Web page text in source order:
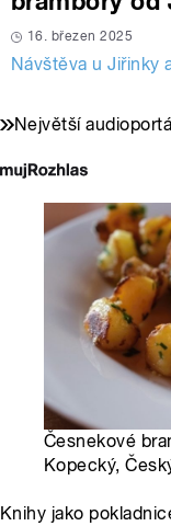
16. březen 2025
Návštěva u Jiřinky
Největší
Česnekové
Kopecký,
Knihy jako